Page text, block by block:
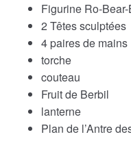
Figurine Ro-
2 Têtes sculptées
4 paires de mains
torche
couteau
Fruit de Berbil
lanterne
Plan de l’Antre